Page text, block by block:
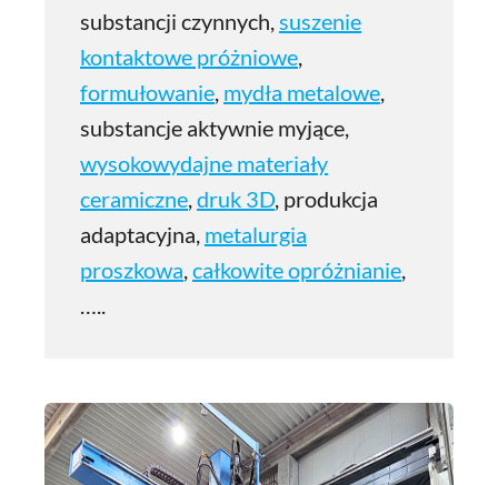
substancji czynnych,suszenie
kontaktowe próżniowe,
formułowanie, mydła metalowe,
substancje aktywnie myjące,
wysokowydajne materiały
ceramiczne,druk 3D, produkcja
adaptacyjna, metalurgia
proszkowa,całkowite opróżnianie,
…..